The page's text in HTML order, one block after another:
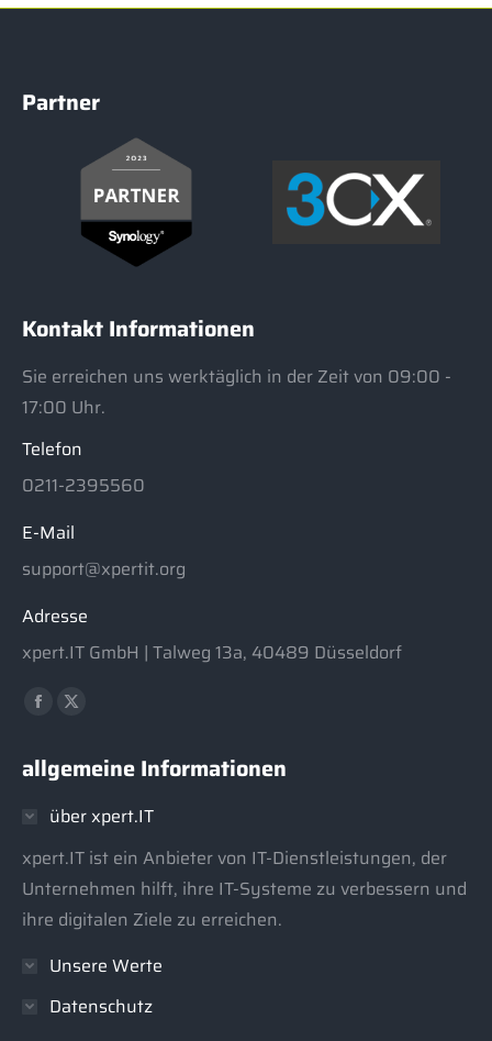
Partner
Kontakt Informationen
Sie erreichen uns werktäglich in der Zeit von 09:00 -
17:00 Uhr.
Telefon
0211-2395560
E-Mail
support@xpertit.org
Adresse
xpert.IT GmbH | Talweg 13a, 40489 Düsseldorf
Finden Sie uns auf:
Facebook
opens
new
window
X
opens
new
window
allgemeine Informationen
über xpert.IT
xpert.IT ist ein Anbieter von IT-Dienstleistungen, der
Unternehmen hilft, ihre IT-Systeme zu verbessern und
ihre digitalen Ziele zu erreichen.
Unsere Werte
Datenschutz